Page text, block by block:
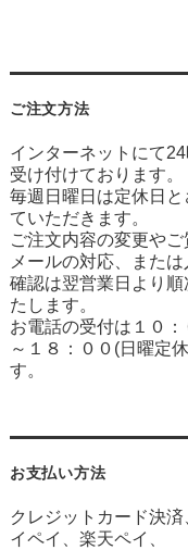
ご注文方法
インターネットにて24
受け付けております。
毎週日曜日は定休日と
ていただきます。
ご注文内容の変更やご
メールの対応、または
確認は翌営業日より順
たします。
お電話の受付は１０：
～１８：００(日曜定
す。
お支払い方法
クレジットカード決済
イペイ、楽天ペイ、